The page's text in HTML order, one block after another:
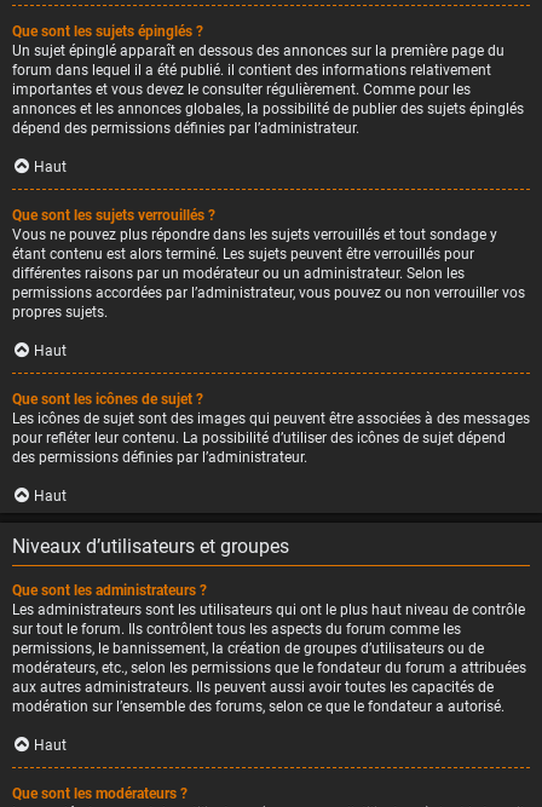
Que sont les sujets épinglés ?
Un sujet épinglé apparaît en dessous des annonces sur la première page du
forum dans lequel il a été publié. il contient des informations relativement
importantes et vous devez le consulter régulièrement. Comme pour les
annonces et les annonces globales, la possibilité de publier des sujets épinglés
dépend des permissions définies par l’administrateur.
Haut
Que sont les sujets verrouillés ?
Vous ne pouvez plus répondre dans les sujets verrouillés et tout sondage y
étant contenu est alors terminé. Les sujets peuvent être verrouillés pour
différentes raisons par un modérateur ou un administrateur. Selon les
permissions accordées par l’administrateur, vous pouvez ou non verrouiller vos
propres sujets.
Haut
Que sont les icônes de sujet ?
Les icônes de sujet sont des images qui peuvent être associées à des messages
pour refléter leur contenu. La possibilité d’utiliser des icônes de sujet dépend
des permissions définies par l’administrateur.
Haut
Niveaux d’utilisateurs et groupes
Que sont les administrateurs ?
Les administrateurs sont les utilisateurs qui ont le plus haut niveau de contrôle
sur tout le forum. Ils contrôlent tous les aspects du forum comme les
permissions, le bannissement, la création de groupes d’utilisateurs ou de
modérateurs, etc., selon les permissions que le fondateur du forum a attribuées
aux autres administrateurs. Ils peuvent aussi avoir toutes les capacités de
modération sur l’ensemble des forums, selon ce que le fondateur a autorisé.
Haut
Que sont les modérateurs ?